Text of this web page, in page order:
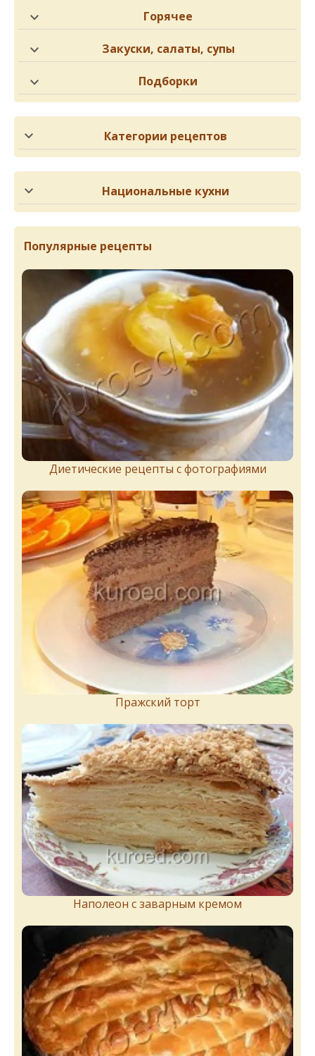
Горячее
Закуски, салаты, супы
Подборки
Категории рецептов
Национальные кухни
Популярные рецепты
Диетические рецепты с фотографиями
Пражский торт
Наполеон с заварным кремом